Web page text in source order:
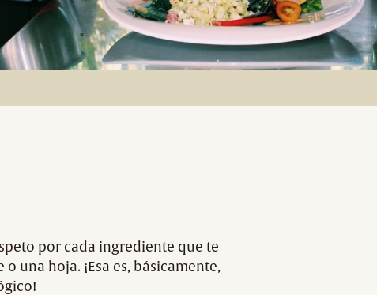
por cada ingrediente que te
una hoja. ¡Esa es, básicamente,